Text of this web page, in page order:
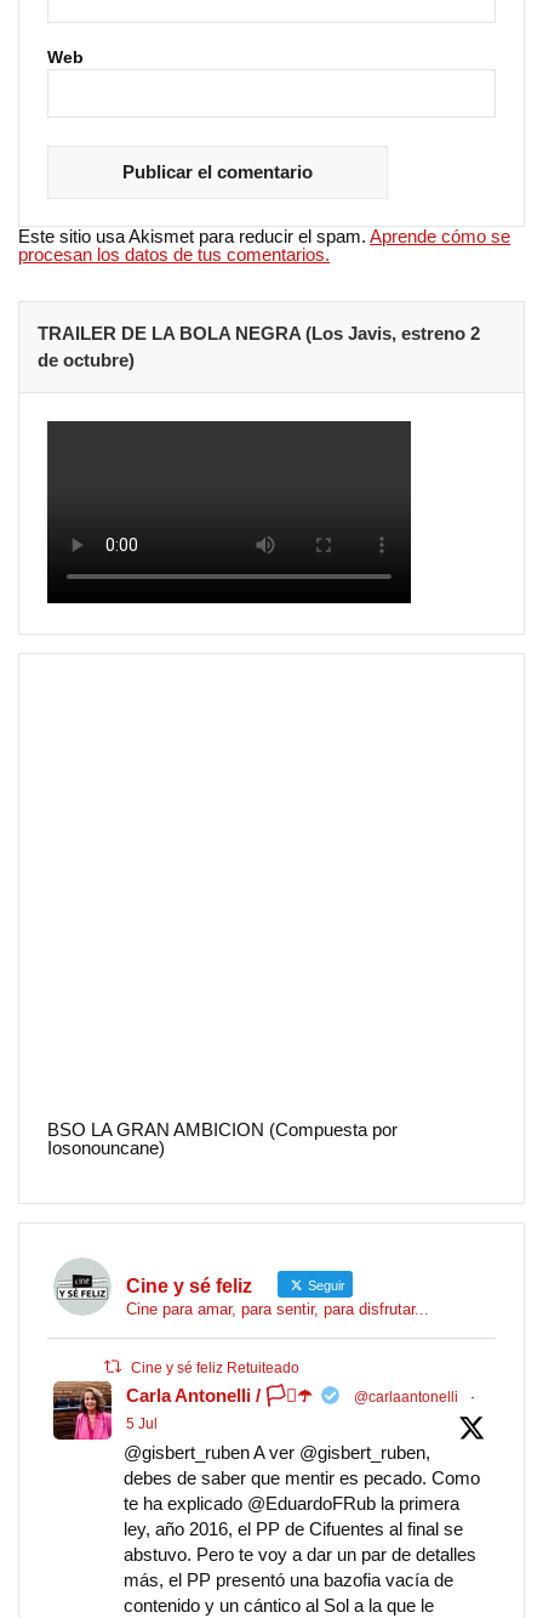
Web
Este sitio usa Akismet para reducir el spam.Aprende cómo se
procesan los datos de tus comentarios.
TRAILER DE LA BOLA NEGRA (Los Javis, estreno 2
de octubre)
BSO LA GRAN AMBICION (Compuesta por
Iosonouncane)
Cine y sé feliz Seguir
Cine para amar, para sentir, para disfrutar...
Cine y sé feliz Retuiteado
Carla Antonelli / 🏳️‍⚧️☂️ @carlaantonelli
·
5 Jul
@gisbert_ruben A ver @gisbert_ruben,
debes de saber que mentir es pecado. Como
te ha explicado @EduardoFRub la primera
ley, año 2016, el PP de Cifuentes al final se
abstuvo. Pero te voy a dar un par de detalles
más, el PP presentó una bazofia vacía de
contenido y un cántico al Sol a la que le